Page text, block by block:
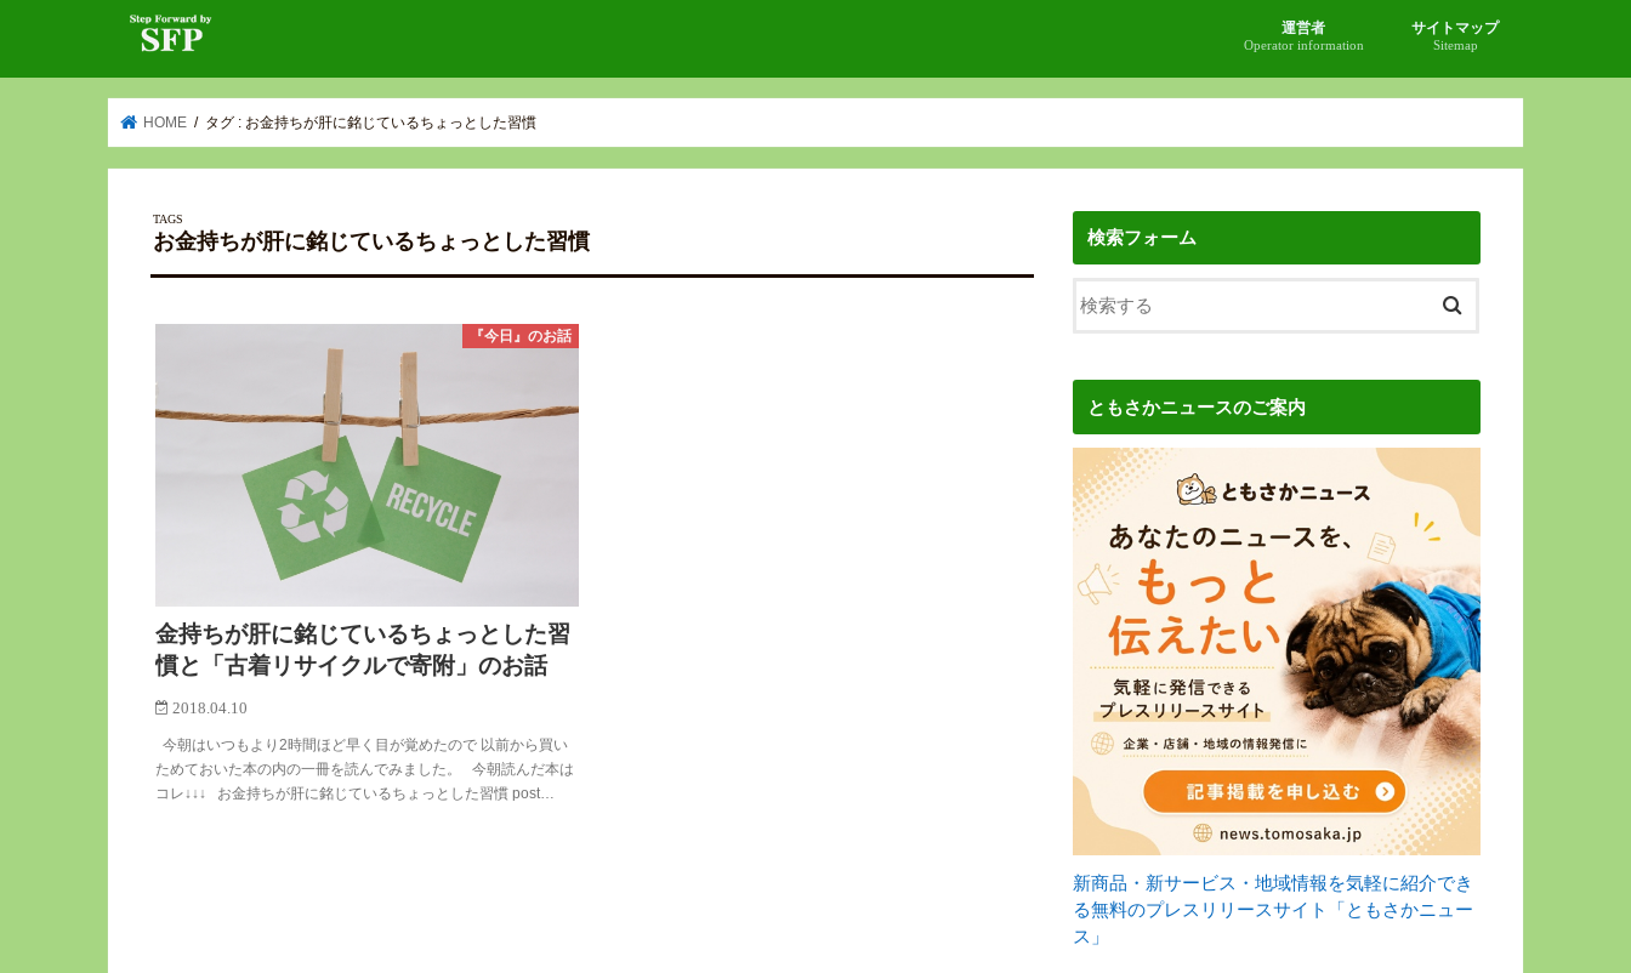
運営者
Operator information
サイトマップ
Sitemap
HOME タグ : お金持ちが肝に銘じているちょっとした習慣
お金持ちが肝に銘じているちょっとした習慣
『今日』のお話
金持ちが肝に銘じているちょっとした習
慣と「古着リサイクルで寄附」のお話
2018.04.10
今朝はいつもより2時間ほど早く目が覚めたので 以前から買い
ためておいた本の内の一冊を読んでみました。 今朝読んだ本は
コレ↓↓↓ お金持ちが肝に銘じているちょっとした習慣 post…
検索フォーム
ともさかニュースのご案内
新商品・新サービス・地域情報を気軽に紹介でき
る無料のプレスリリースサイト「ともさかニュー
ス」